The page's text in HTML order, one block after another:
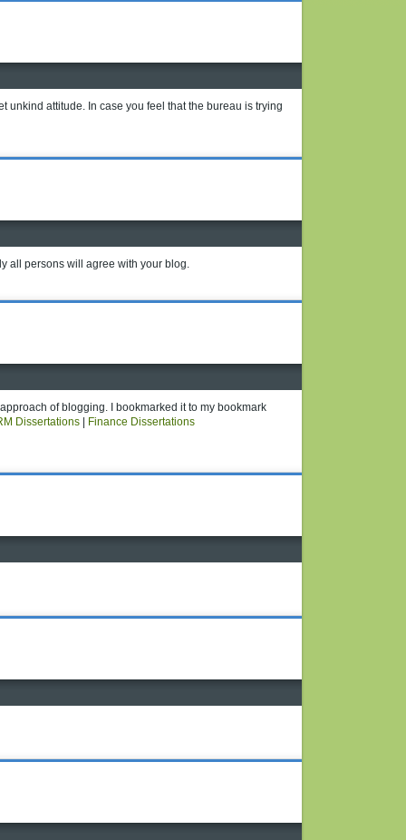
unkind attitude. In case you feel that the bureau is trying
all persons will agree with your blog.
of blogging. I bookmarked it to my bookmark
Dissertations Finance Dissertations